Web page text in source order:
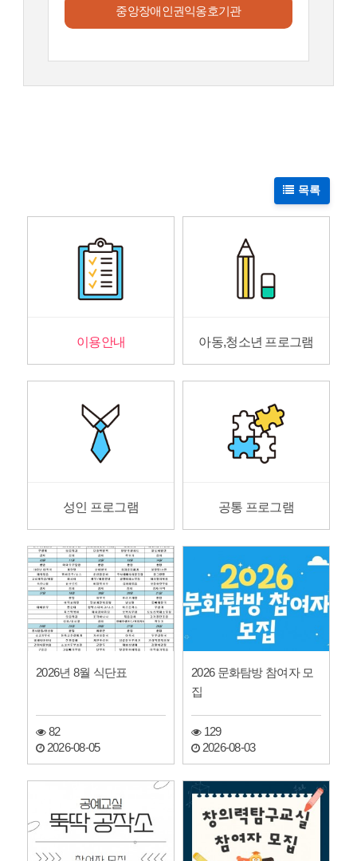
중앙장애인권익옹호기관
목록
이용안내 아동,청소년 프로그램
성인 프로그램 공통 프로그램
2026년 8월 식단표
82
2026-08-05
2026 문화탐방 참여자 모
집
129
2026-08-03